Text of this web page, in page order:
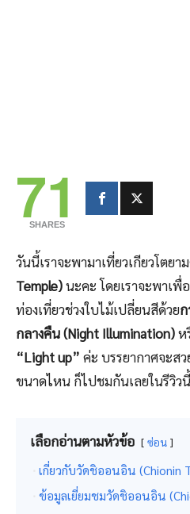
71
SHARES
วันนี้เราจะพามาเที่ยวเกียวโตยา
Temple)นะคะ โดยเราจะพาเ
ท่องเที่ยวช่วงใบไม้เปลี่ยนสีด้วย
กลางคืน (Night Illumination)ห
“Light up” ค่ะ บรรยากาศจะสว
ขนาดไหน ก็ไปชมกันเลยในรีวิว
เลือกอ่านตามหัวข้อ ซ่อน
เกี่ยวกับวัดชิออนอิน (Chionin
ข้อมูลเยี่ยมชมวัดชิออนอิน